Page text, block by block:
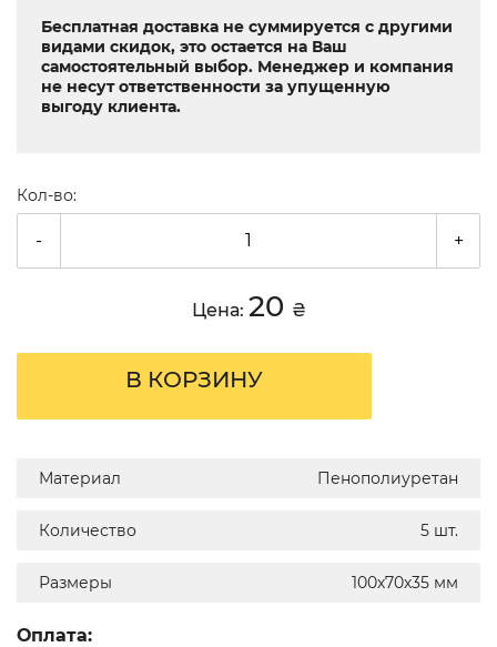
Бесплатная доставка не суммируется с другими
видами скидок, это остается на Ваш
самостоятельный выбор. Менеджер и компания
не несут ответственности за упущенную
выгоду клиента.
Кол-во:
- +
Цена: 20 ₴
В КОРЗИНУ
Материал Пенополиуретан
Количество 5 шт.
Размеры 100х70х35 мм
Оплата: